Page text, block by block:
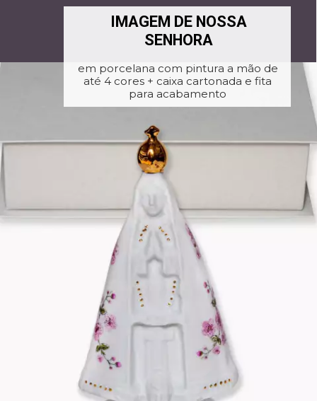
IMAGEM DE NOSSA
SENHORA
em porcelana com pintura a mão de
até 4 cores + caixa cartonada e fita
para acabamento